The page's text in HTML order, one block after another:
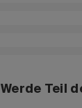
Werde Teil